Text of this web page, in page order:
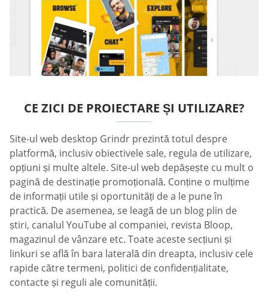
CE ZICI DE PROIECTARE ȘI UTILIZARE?
Site-ul web desktop Grindr prezintă totul despre
platformă, inclusiv obiectivele sale, regula de utilizare,
opțiuni și multe altele. Site-ul web depășește cu mult o
pagină de destinație promoțională. Conține o mulțime
de informații utile și oportunități de a le pune în
practică. De asemenea, se leagă de un blog plin de
știri, canalul YouTube al companiei, revista Bloop,
magazinul de vânzare etc. Toate aceste secțiuni și
linkuri se află în bara laterală din dreapta, inclusiv cele
rapide către termeni, politici de confidențialitate,
contacte și reguli ale comunității.